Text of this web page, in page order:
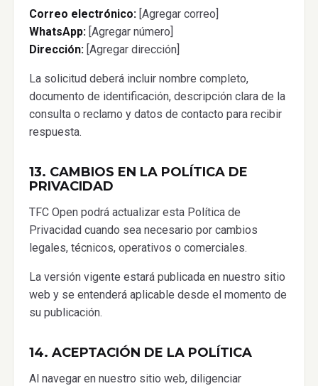
Correo electrónico: [Agregar correo]
WhatsApp: [Agregar número]
Dirección: [Agregar dirección]
La solicitud deberá incluir nombre completo,
documento de identificación, descripción clara de la
consulta o reclamo y datos de contacto para recibir
respuesta.
13. CAMBIOS EN LA POLÍTICA DE
PRIVACIDAD
TFC Open podrá actualizar esta Política de
Privacidad cuando sea necesario por cambios
legales, técnicos, operativos o comerciales.
La versión vigente estará publicada en nuestro sitio
web y se entenderá aplicable desde el momento de
su publicación.
14. ACEPTACIÓN DE LA POLÍTICA
Al navegar en nuestro sitio web, diligenciar